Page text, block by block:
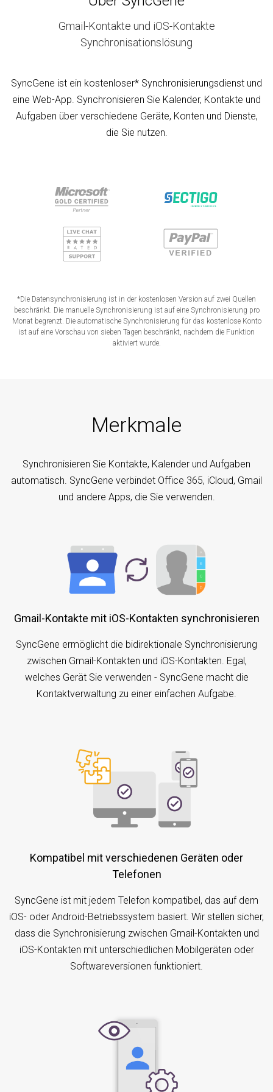
Gmail-Kontakte und iOS-Kontakte
Synchronisationslösung
SyncGene ist ein kostenloser* Synchronisierungsdienst und
eine Web-App. Synchronisieren Sie Kalender, Kontakte und
Aufgaben über verschiedene Geräte, Konten und Dienste,
die Sie nutzen.
*Die Datensynchronisierung ist in der kostenlosen Version auf zwei Quellen
beschränkt. Die manuelle Synchronisierung ist auf eine Synchronisierung pro
Monat begrenzt. Die automatische Synchronisierung für das kostenlose Konto
ist auf eine Vorschau von sieben Tagen beschränkt, nachdem die Funktion
aktiviert wurde.
Merkmale
Synchronisieren Sie Kontakte, Kalender und Aufgaben
automatisch. SyncGene verbindet Office 365, iCloud, Gmail
und andere Apps, die Sie verwenden.
Gmail-Kontakte mit iOS-Kontakten synchronisieren
SyncGene ermöglicht die bidirektionale Synchronisierung
zwischen Gmail-Kontakten und iOS-Kontakten. Egal,
welches Gerät Sie verwenden - SyncGene macht die
Kontaktverwaltung zu einer einfachen Aufgabe.
Kompatibel mit verschiedenen Geräten oder
Telefonen
SyncGene ist mit jedem Telefon kompatibel, das auf dem
iOS- oder Android-Betriebssystem basiert. Wir stellen sicher,
dass die Synchronisierung zwischen Gmail-Kontakten und
iOS-Kontakten mit unterschiedlichen Mobilgeräten oder
Softwareversionen funktioniert.